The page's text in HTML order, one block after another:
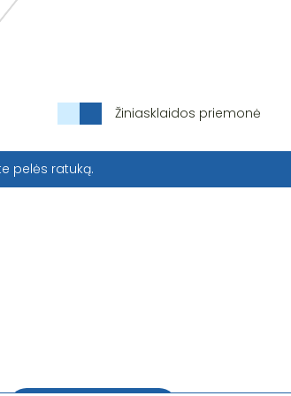
Žiniasklaidos priemonė
pelės ratuką.